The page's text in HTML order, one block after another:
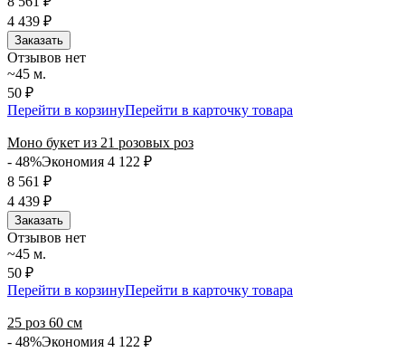
4 439 ₽
Заказать
Отзывов нет
~45 м.
50 ₽
Перейти в корзинуПерейти в карточку товара
Моно букет из 21 розовых роз
- 48%Экономия 4 122 ₽
8 561 ₽
4 439 ₽
Заказать
Отзывов нет
~45 м.
50 ₽
Перейти в корзинуПерейти в карточку товара
25 роз 60 см
- 48%Экономия 4 122 ₽